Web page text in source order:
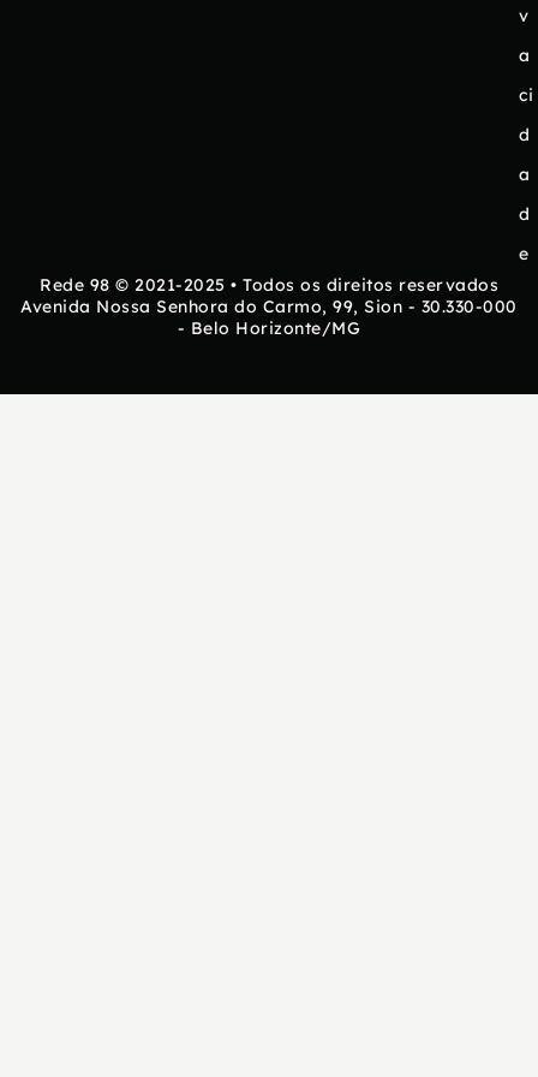
v
a
ci
d
a
d
e
Rede 98 © 2021-2025 • Todos os direitos reservados
Avenida Nossa Senhora do Carmo, 99, Sion - 30.330-000
- Belo Horizonte/MG